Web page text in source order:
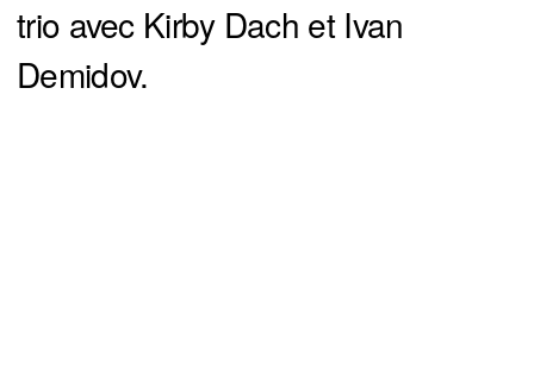
trio avec Kirby Dach et Ivan
Demidov.